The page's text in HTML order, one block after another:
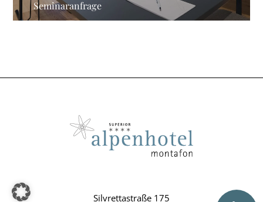
Seminaranfrage
Silvrettastraße 175